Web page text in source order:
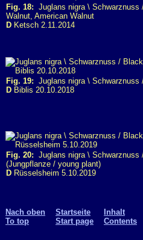
Fig. 18: Juglans nigra \ Schwarznuss
Walnut, American Walnut
D Ketsch 2.11.2014
Fig. 19: Juglans nigra \
D Biblis 20.10.2018
Fig. 20: Juglans nigra \
(Jungpflanze / young plant)
D Rüsselsheim 5.10.2019
Nach oben
To top
Startseite
Start page
Inhalt
Contents